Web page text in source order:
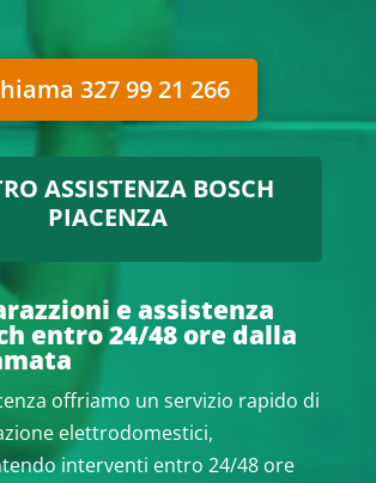
327 99 21 266
ASSISTENZA BOSCH
PIACENZA
e assistenza
entro 24/48 ore dalla
offriamo un servizio rapido di
elettrodomestici,
interventi entro 24/48 ore